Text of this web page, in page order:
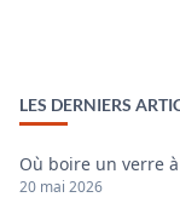
LES DERNIERS
Où boire un verre
20 mai 2026